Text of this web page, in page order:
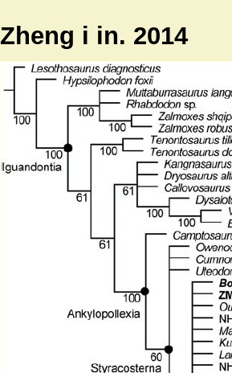
Zheng i in. 2014